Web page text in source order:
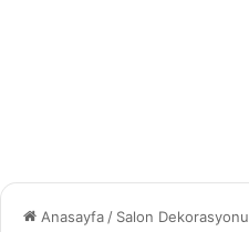
Anasayfa / Salon Dekorasyonu